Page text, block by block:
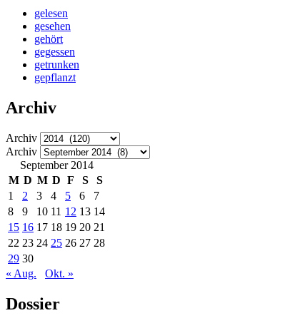
gelesen
gesehen
gehört
gegessen
getrunken
gepflanzt
Archiv
Archiv
Archiv
September 2014
M D M D F S
S
1
2 3 4 5 6
7
8
9 10 11 12 13 14
15 16 17 18 19 20 21
22 23 24 25 26 27 28
29 30
« Aug.
Okt. »
Dossier